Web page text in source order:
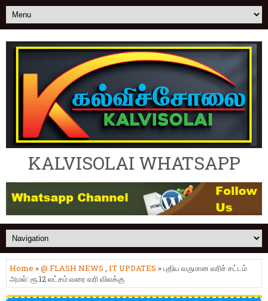
KALVISOLAI WHATSAPP
Home »@ FLASH NEWS , IT UPDATES » புதிய வருமான வரிச் சட்டம்
அமல்: ரூ.12 லட்சம் வரை வரி விலக்கு